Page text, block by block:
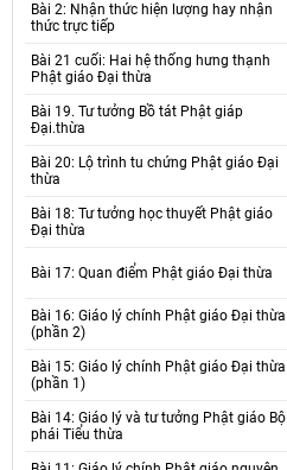
Bài 2: Nhận thức hiện lượng hay nhận
thức trực tiếp
Bài 21 cuối: Hai hệ thống hưng thạnh
Phật giáo Đại thừa
Bài 19. Tư tưởng Bồ tát Phật giáp
Đại.thừa
Bài 20: Lộ trình tu chứng Phật giáo Đại
thừa
Bài 18: Tư tưởng học thuyết Phật giáo
Đại thừa
Bài 17: Quan điểm Phật giáo Đại thừa
Bài 16: Giáo lý chính Phật giáo Đại thừa
(phần 2)
Bài 15: Giáo lý chính Phật giáo Đại thừa
(phần 1)
Bài 14: Giáo lý và tư tưởng Phật giáo Bộ
phái Tiểu thừa